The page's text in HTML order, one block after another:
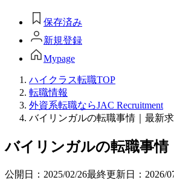
保存済み
新規登録
Mypage
ハイクラス転職TOP
転職情報
外資系転職ならJAC Recruitment
バイリンガルの転職事情｜最新
バイリンガルの転職事情
公開日： 2025/02/26最終更新日： 2026/